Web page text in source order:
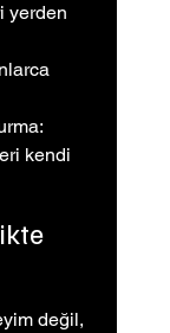
yerden
kendi
değil,